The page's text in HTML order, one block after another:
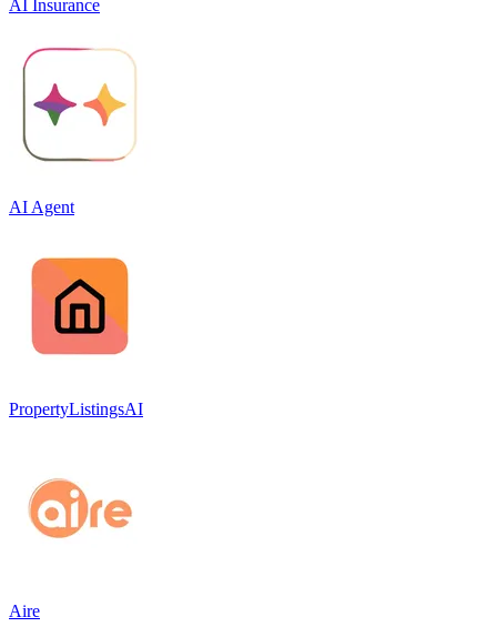
AI Insurance
AI Agent
PropertyListingsAI
Aire